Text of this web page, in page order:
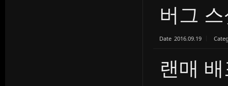
버그
Date 2016.09.19
랜매